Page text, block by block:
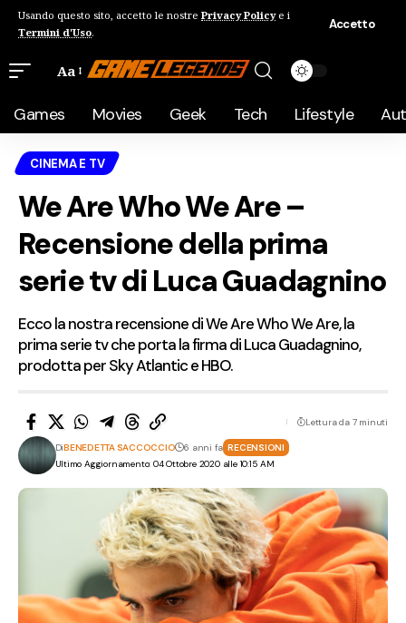
Usando questo sito, accetto le nostre Privacy Policye i
Termini d'Uso.
Accetto
Aa
Games Movies Geek Tech Lifestyle
CINEMA E TV
We Are Who We Are –
Recensione della prima
serie tv di Luca Guadagnino
Ecco la nostra recensione di We Are Who We Are, la
prima serie tv che porta la firma di Luca Guadagnino,
prodotta per Sky Atlantic e HBO.
Ultimo Aggiornamento: 04 Ottobre 2020 alle 10:15 AM
DiBENEDETTA SACCOCCIO 6 anni fa RECENSIONI
Lettura da 7 minuti